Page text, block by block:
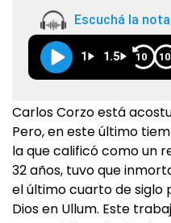
Escuchá la
1 1.5 10 10
Carlos Corzo está
Pero, en este último
la que calificó como un
32 años, tuvo que
el último cuarto de
Dios en Ullum. Este